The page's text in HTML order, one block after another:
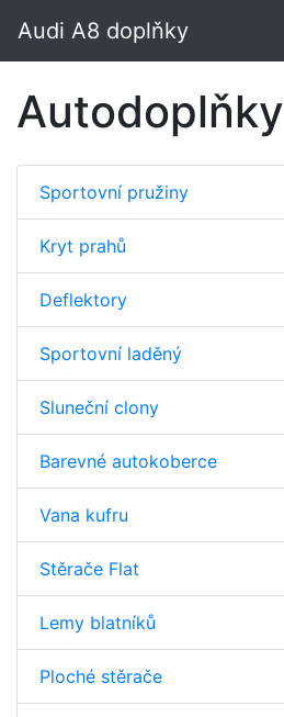
Audi A8 doplňky
Autodoplňky
Sportovní pružiny
Kryt prahů
Deflektory
Sportovní laděný
Sluneční clony
Barevné autokoberce
Vana kufru
Stěrače Flat
Lemy blatníků
Ploché stěrače